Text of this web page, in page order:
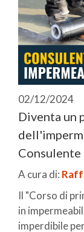
02/12/2024
Diventa un
Consulente
A cura di:
Il "Corso di
in
imperdibile